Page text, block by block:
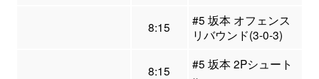
8:15
#5 坂本 オフェンス
リバウンド(3-0-3)
8:15
#5 坂本 2Pシュート